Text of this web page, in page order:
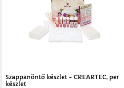
Szappanöntő készlet - CREARTEC, per
készlet